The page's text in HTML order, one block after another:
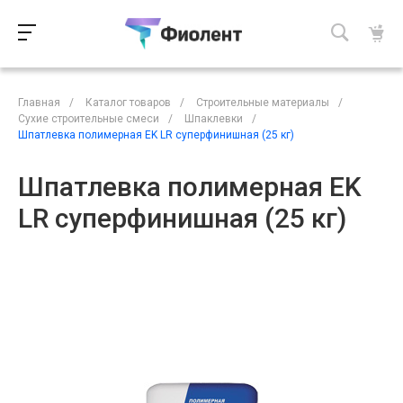
Главная / Каталог товаров / Строительные материалы
/
Сухие строительные смеси
/ Шпаклевки
/
Шпатлевка полимерная EK LR суперфинишная (25 кг)
Шпатлевка полимерная EK
LR суперфинишная (25 кг)